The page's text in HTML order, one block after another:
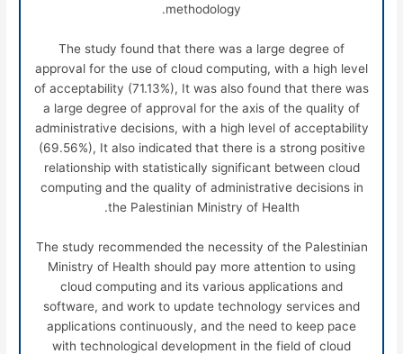
methodology.
The study found that there was a large degree of
approval for the use of cloud computing, with a high level
of acceptability (71.13%), It was also found that there was
a large degree of approval for the axis of the quality of
administrative decisions, with a high level of acceptability
(69.56%), It also indicated that there is a strong positive
relationship with statistically significant between cloud
computing and the quality of administrative decisions in
the Palestinian Ministry of Health.
The study recommended the necessity of the Palestinian
Ministry of Health should pay more attention to using
cloud computing and its various applications and
software, and work to update technology services and
applications continuously, and the need to keep pace
with technological development in the field of cloud